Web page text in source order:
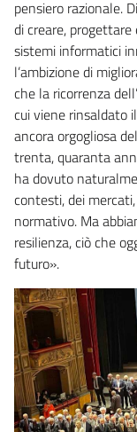
pensiero razionale.
di creare,
sistemi informatici
l’ambizione di
che la ricorrenza
cui viene rinsaldato
ancora orgogliosa
trenta, quaranta
ha dovuto
contesti, dei
normativo. Ma
resilienza, ciò che
futuro».